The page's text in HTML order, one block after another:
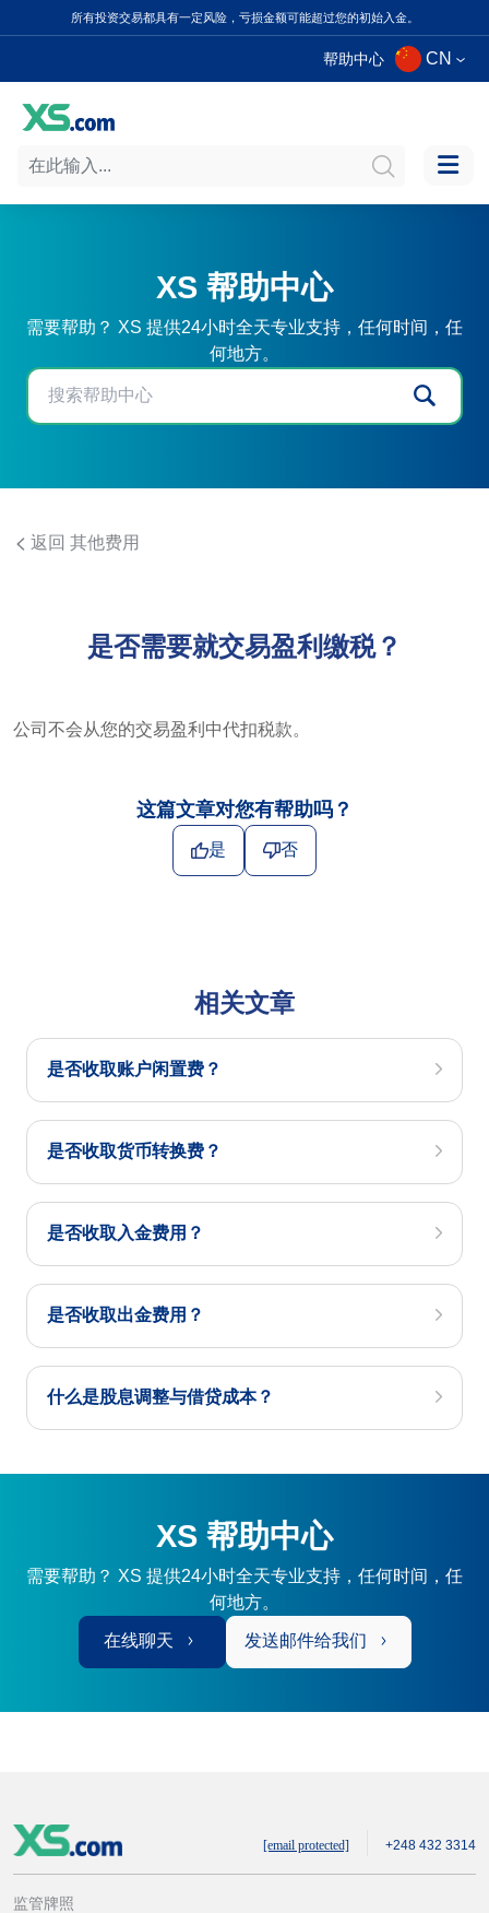
所有投资交易都具有一定风险，亏损金额可能超过您的初始入金。
帮助中心 CN
XS 帮助中心
需要帮助？ XS 提供24小时全天专业支持，任何时间，任
何地方。
返回 其他费用
是否需要就交易盈利缴税？
公司不会从您的交易盈利中代扣税款。
这篇文章对您有帮助吗？
是 否
相关文章
是否收取账户闲置费？
是否收取货币转换费？
是否收取入金费用？
是否收取出金费用？
什么是股息调整与借贷成本？
XS 帮助中心
需要帮助？ XS 提供24小时全天专业支持，任何时间，任
何地方。
在线聊天 发送邮件给我们
[email protected] +248 432 3314
监管牌照